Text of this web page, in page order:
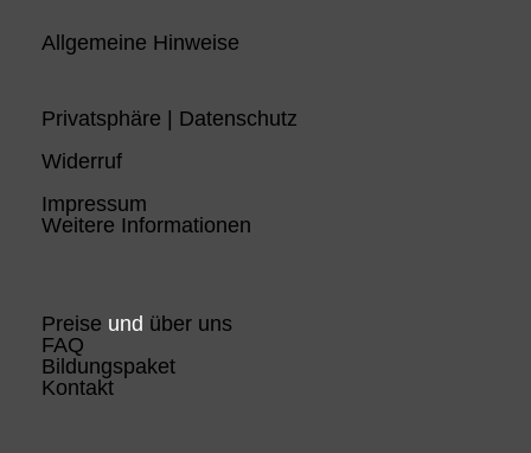
Allgemeine Hinweise
Privatsphäre | Datenschutz
Widerruf
Impressum
Weitere Informationen
Preise und über uns
FAQ
Bildungspaket
Kontakt